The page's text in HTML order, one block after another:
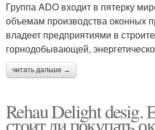
Группа ADO входит в пятерку
объемам производства оконных
владеет предприятиями в
горнодобывающей,
читать дальше →
Rehau Delight desig.
стоит ли покупать